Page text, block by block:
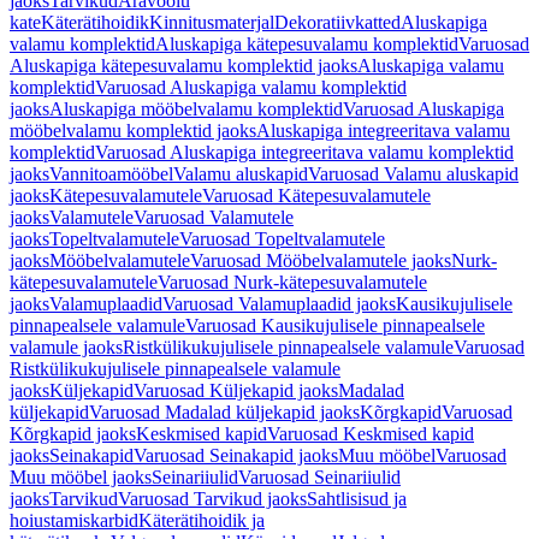
kateKäterätihoidikKinnitusmaterjalDekoratiivkattedAluskapiga
valamu komplektidAluskapiga kätepesuvalamu komplektidVaruosad
Aluskapiga kätepesuvalamu komplektid jaoksAluskapiga valamu
komplektidVaruosad Aluskapiga valamu komplektid
jaoksAluskapiga mööbelvalamu komplektidVaruosad Aluskapiga
mööbelvalamu komplektid jaoksAluskapiga integreeritava valamu
komplektidVaruosad Aluskapiga integreeritava valamu komplektid
jaoksVannitoamööbelValamu aluskapidVaruosad Valamu aluskapid
jaoksKätepesuvalamuteleVaruosad Kätepesuvalamutele
jaoksValamuteleVaruosad Valamutele
jaoksTopeltvalamuteleVaruosad Topeltvalamutele
jaoksMööbelvalamuteleVaruosad Mööbelvalamutele jaoksNurk-
kätepesuvalamuteleVaruosad Nurk-kätepesuvalamutele
jaoksValamuplaadidVaruosad Valamuplaadid jaoksKausikujulisele
pinnapealsele valamuleVaruosad Kausikujulisele pinnapealsele
valamule jaoksRistkülikukujulisele pinnapealsele valamuleVaruosad
Ristkülikukujulisele pinnapealsele valamule
jaoksKüljekapidVaruosad Küljekapid jaoksMadalad
küljekapidVaruosad Madalad küljekapid jaoksKõrgkapidVaruosad
Kõrgkapid jaoksKeskmised kapidVaruosad Keskmised kapid
jaoksSeinakapidVaruosad Seinakapid jaoksMuu mööbelVaruosad
Muu mööbel jaoksSeinariiulidVaruosad Seinariiulid
jaoksTarvikudVaruosad Tarvikud jaoksSahtlisisud ja
hoiustamiskarbidKäterätihoidik ja